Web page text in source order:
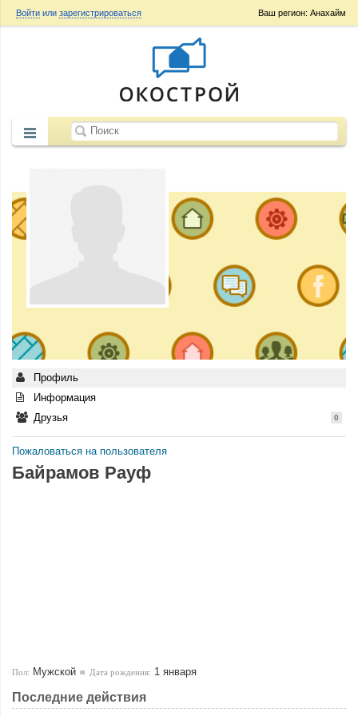
Ваш регион: Анахайм
Войти или зарегистрироваться
Профиль
Информация
Друзья
0
Пожаловаться на пользователя
Байрамов Рауф
Пол: Мужской Дата рождения: 1 января
Последние действия